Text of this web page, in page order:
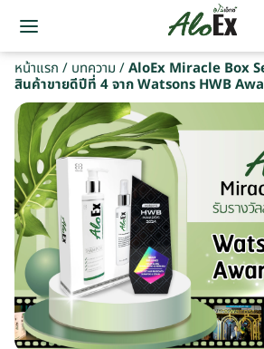
หน้าแรก / บทความ /AloEx Miracle Box
สินค้าขายดีปีที่ 4 จาก Watsons HWB